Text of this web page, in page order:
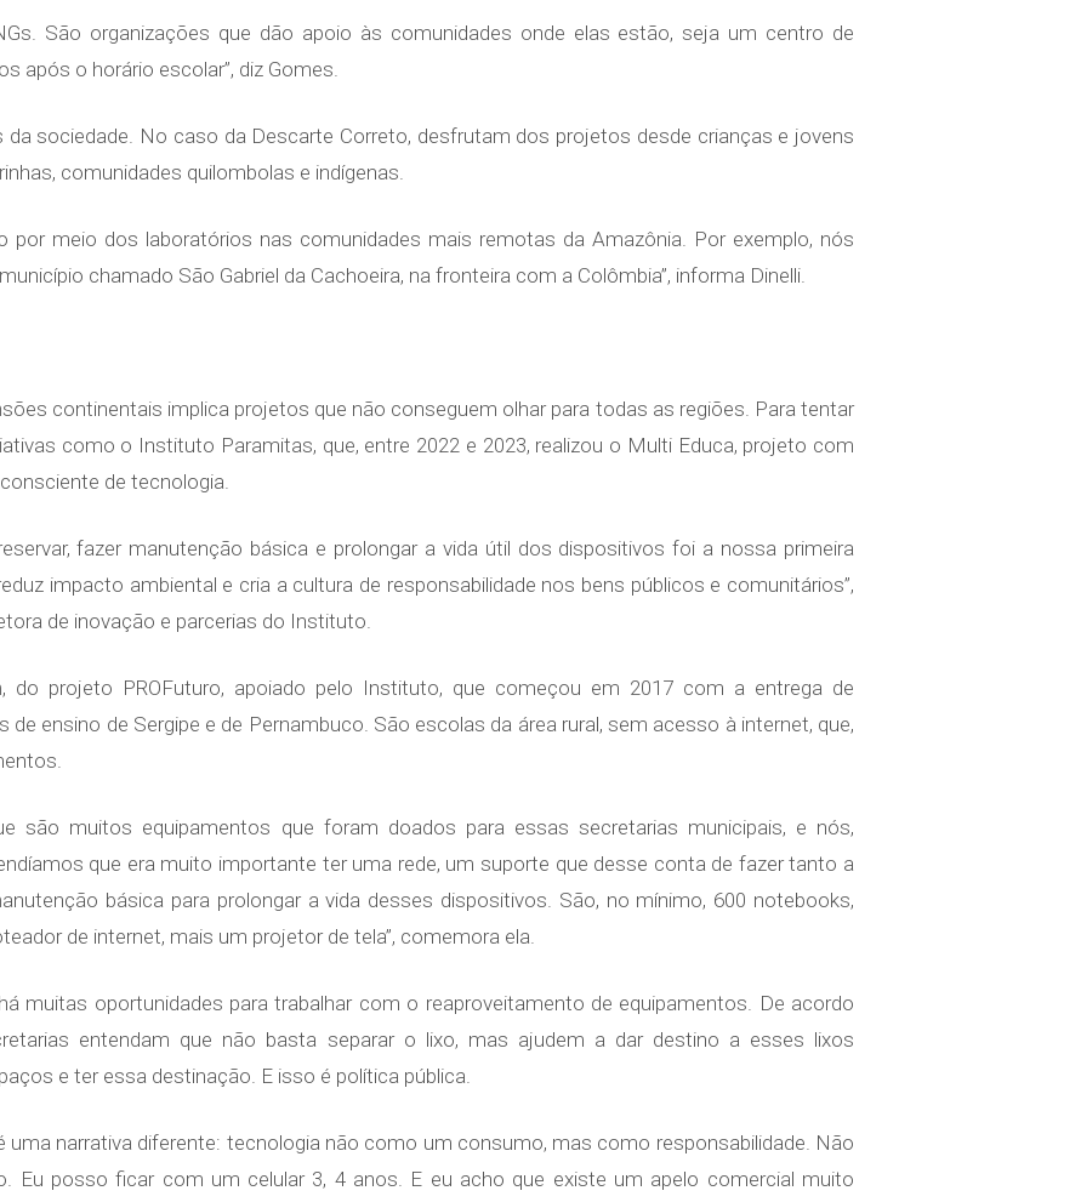
São organizações que dão apoio às comunidades onde elas estão, seja um centro de
após o horário escolar”, diz Gomes.
sociedade. No caso da Descarte Correto, desfrutam dos projetos desde crianças e jovens
comunidades quilombolas e indígenas.
por meio dos laboratórios nas comunidades mais remotas da Amazônia. Por exemplo, nós
chamado São Gabriel da Cachoeira, na fronteira com a Colômbia”, informa Dinelli.
continentais implica projetos que não conseguem olhar para todas as regiões. Para tentar
como o Instituto Paramitas, que, entre 2022 e 2023, realizou o Multi Educa, projeto com
de tecnologia.
fazer manutenção básica e prolongar a vida útil dos dispositivos foi a nossa primeira
impacto ambiental e cria a cultura de responsabilidade nos bens públicos e comunitários”,
de inovação e parcerias do Instituto.
do projeto PROFuturo, apoiado pelo Instituto, que começou em 2017 com a entrega de
de ensino de Sergipe e de Pernambuco. São escolas da área rural, sem acesso à internet, que,
são muitos equipamentos que foram doados para essas secretarias municipais, e nós,
que era muito importante ter uma rede, um suporte que desse conta de fazer tanto a
básica para prolongar a vida desses dispositivos. São, no mínimo, 600 notebooks,
de internet, mais um projetor de tela”, comemora ela.
muitas oportunidades para trabalhar com o reaproveitamento de equipamentos. De acordo
entendam que não basta separar o lixo, mas ajudem a dar destino a esses lixos
e ter essa destinação. E isso é política pública.
uma narrativa diferente: tecnologia não como um consumo, mas como responsabilidade. Não
Eu posso ficar com um celular 3, 4 anos. E eu acho que existe um apelo comercial muito